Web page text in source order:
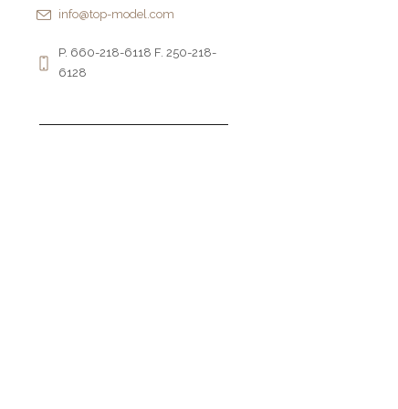
info@top-model.com
P. 660-218-6118 F. 250-218-
6128